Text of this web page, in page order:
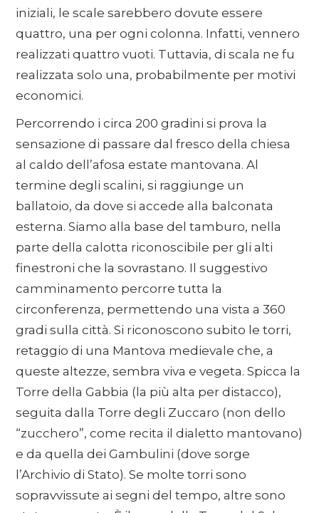
iniziali, le scale sarebbero dovute essere
quattro, una per ogni colonna. Infatti, vennero
realizzati quattro vuoti. Tuttavia, di scala ne fu
realizzata solo una, probabilmente per motivi
economici.
Percorrendo i circa 200 gradini si prova la
sensazione di passare dal fresco della chiesa
al caldo dell’afosa estate mantovana. Al
termine degli scalini, si raggiunge un
ballatoio, da dove si accede alla balconata
esterna. Siamo alla base del tamburo, nella
parte della calotta riconoscibile per gli alti
finestroni che la sovrastano. Il suggestivo
camminamento percorre tutta la
circonferenza, permettendo una vista a 360
gradi sulla città. Si riconoscono subito le torri,
retaggio di una Mantova medievale che, a
queste altezze, sembra viva e vegeta. Spicca la
Torre della Gabbia (la più alta per distacco),
seguita dalla Torre degli Zuccaro (non dello
“zucchero”, come recita il dialetto mantovano)
e da quella dei Gambulini (dove sorge
l’Archivio di Stato). Se molte torri sono
sopravvissute ai segni del tempo, altre sono